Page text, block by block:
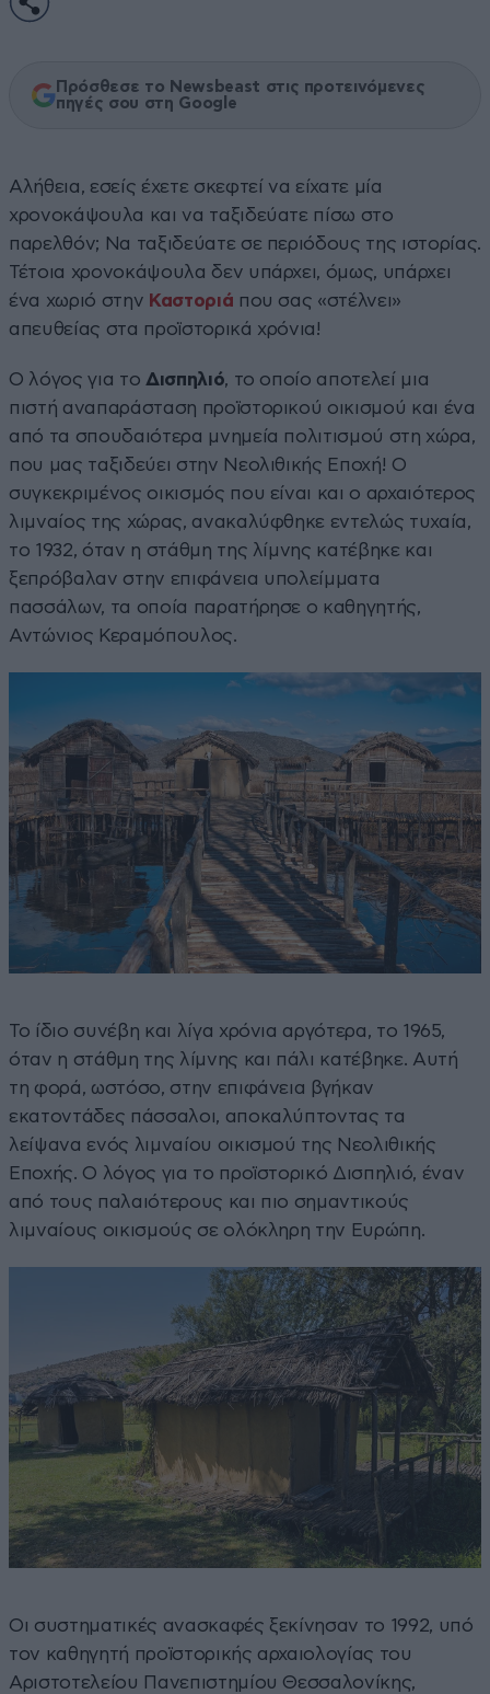
Πρόσθεσε το Newsbeast στις προτεινόμενες
πηγές σου στη Google
Αλήθεια, εσείς έχετε σκεφτεί να είχατε μία
χρονοκάψουλα και να ταξιδεύατε πίσω στο
παρελθόν; Να ταξιδεύατε σε περιόδους της ιστορίας.
Τέτοια χρονοκάψουλα δεν υπάρχει, όμως, υπάρχει
ένα χωριό στην Καστοριά που σας «στέλνει»
απευθείας στα προϊστορικά χρόνια!
Ο λόγος για το Δισπηλιό, το οποίο αποτελεί μια
πιστή αναπαράσταση προϊστορικού οικισμού και ένα
από τα σπουδαιότερα μνημεία πολιτισμού στη χώρα,
που μας ταξιδεύει στην Νεολιθικής Εποχή! Ο
συγκεκριμένος οικισμός που είναι και ο αρχαιότερος
λιμναίος της χώρας, ανακαλύφθηκε εντελώς τυχαία,
το 1932, όταν η στάθμη της λίμνης κατέβηκε και
ξεπρόβαλαν στην επιφάνεια υπολείμματα
πασσάλων, τα οποία παρατήρησε ο καθηγητής,
Αντώνιος Κεραμόπουλος.
Το ίδιο συνέβη και λίγα χρόνια αργότερα, το 1965,
όταν η στάθμη της λίμνης και πάλι κατέβηκε. Αυτή
τη φορά, ωστόσο, στην επιφάνεια βγήκαν
εκατοντάδες πάσσαλοι, αποκαλύπτοντας τα
λείψανα ενός λιμναίου οικισμού της Νεολιθικής
Εποχής. Ο λόγος για το προϊστορικό Δισπηλιό, έναν
από τους παλαιότερους και πιο σημαντικούς
λιμναίους οικισμούς σε ολόκληρη την Ευρώπη.
Οι συστηματικές ανασκαφές ξεκίνησαν το 1992, υπό
τον καθηγητή προϊστορικής αρχαιολογίας του
Αριστοτελείου Πανεπιστημίου Θεσσαλονίκης,